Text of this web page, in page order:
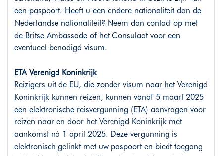
een paspoort. Heeft u een andere nationaliteit dan de
Nederlandse nationaliteit? Neem dan contact op met
de Britse Ambassade of het Consulaat voor een
eventueel benodigd visum.
ETA Verenigd Koninkrijk
Reizigers uit de EU, die zonder visum naar het Verenigd
Koninkrijk kunnen reizen, kunnen vanaf 5 maart 2025
een elektronische reisvergunning (ETA) aanvragen voor
reizen naar en door het Verenigd Koninkrijk met
aankomst ná 1 april 2025. Deze vergunning is
elektronisch gelinkt met uw paspoort en biedt toegang